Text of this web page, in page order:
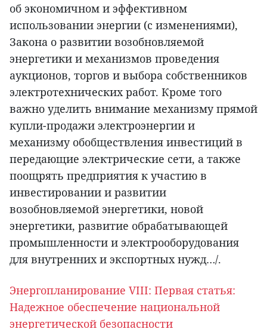
об экономичном и эффективном
использовании энергии (с изменениями),
Закона о развитии возобновляемой
энергетики и механизмов проведения
аукционов, торгов и выбора собственников
электротехнических работ. Кроме того
важно уделить внимание механизму прямой
купли-продажи электроэнергии и
механизму обобществления инвестиций в
передающие электрические сети, а также
поощрять предприятия к участию в
инвестировании и развитии
возобновляемой энергетики, новой
энергетики, развитие обрабатывающей
промышленности и электрооборудования
для внутренних и экспортных нужд…/.
Энергопланирование VIII: Первая статья:
Надежное обеспечение национальной
энергетической безопасности